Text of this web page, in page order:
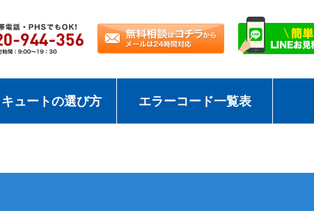
ュートの選び方 エラーコード一覧表